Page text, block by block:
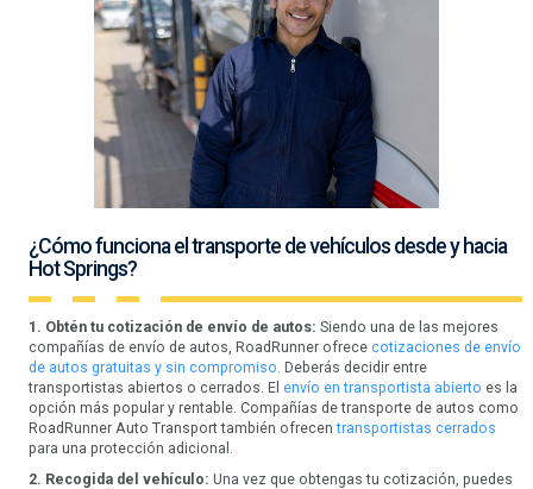
¿Cómo funciona el transporte de vehículos desde y hacia
Hot Springs?
1. Obtén tu cotización de envío de autos: Siendo una de las mejores
compañías de envío de autos, RoadRunner ofrece cotizaciones de envío
de autos gratuitas y sin compromiso. Deberás decidir entre
transportistas abiertos o cerrados. El envío en transportista abierto es la
opción más popular y rentable. Compañías de transporte de autos como
RoadRunner Auto Transport también ofrecentransportistas cerrados
para una protección adicional.
2. Recogida del vehículo: Una vez que obtengas tu cotización, puedes